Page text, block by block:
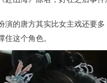
演的唐方其实比女主戏还要
这个角色。